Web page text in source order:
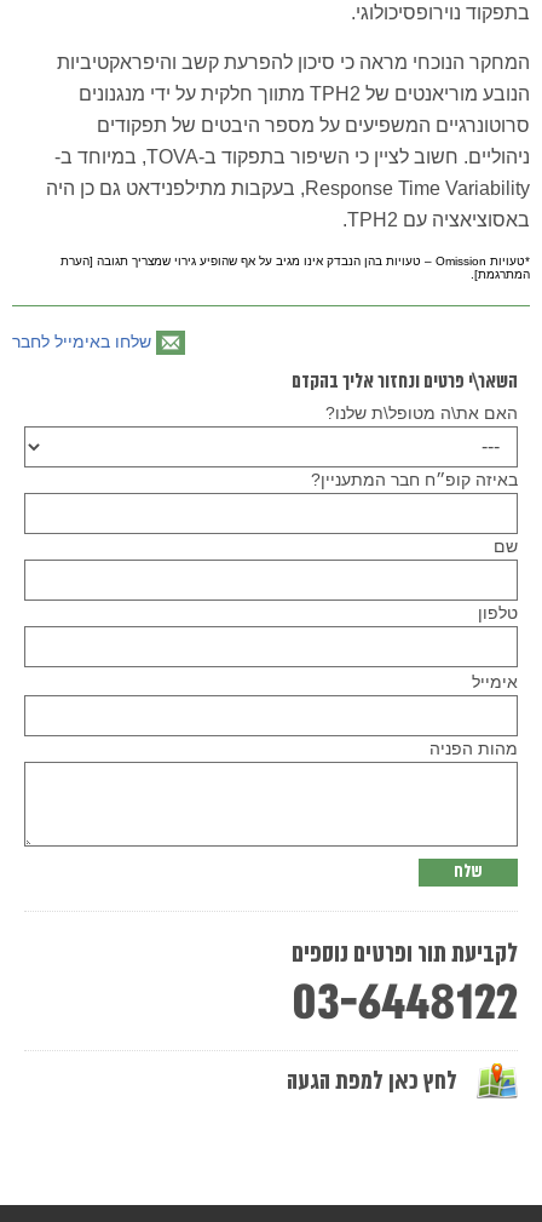
בתפקוד נוירופסיכולוגי.
המחקר הנוכחי מראה כי סיכון להפרעת קשב והיפראקטיביות
הנובע מוריאנטים של TPH2 מתווך חלקית על ידי מנגנונים
סרוטונרגיים המשפיעים על מספר היבטים של תפקודים
ניהוליים. חשוב לציין כי השיפור בתפקוד ב-TOVA, במיוחד ב-
Response Time Variability, בעקבות מתילפנידאט גם כן היה
באסוציאציה עם TPH2.
*טעויות Omission – טעויות בהן הנבדק אינו מגיב על אף שהופיע גירוי שמצריך תגובה [הערת
המתרגמת].
שלחו באימייל לחבר
השאר\י פרטים ונחזור אליך בהקדם
האם את\ה מטופל\ת שלנו?
באיזה קופ״ח חבר המתעניין?
שם
טלפון
leave
אימייל
מהות הפניה
לקביעת תור ופרטים נוספים
03-6448122
לחץ כאן למפת הגעה